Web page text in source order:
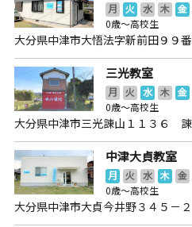
月 火 水 木 金
0歳～高校生
大分県中津市大悟法字新前田９９
三光教室
月 火 水 木 金
0歳～高校生
大分県中津市三光諌山１１３６
中津大貞教室
月 火 水 木 金
0歳～高校生
大分県中津市大貞今井野３４５－